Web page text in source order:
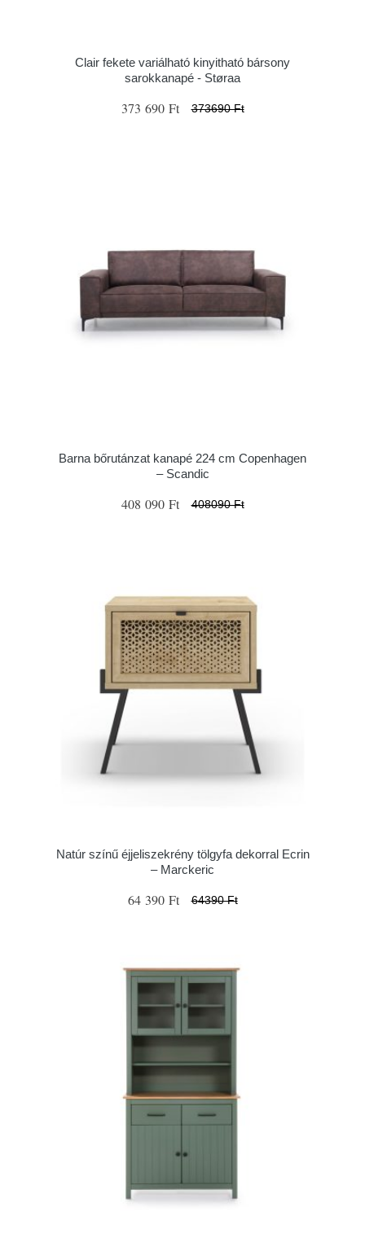
Clair fekete variálható kinyitható bársony
sarokkanapé - Støraa
373 690 Ft 373690 Ft
Barna bőrutánzat kanapé 224 cm Copenhagen
– Scandic
408 090 Ft 408090 Ft
Natúr színű éjjeliszekrény tölgyfa dekorral Ecrin
– Marckeric
64 390 Ft 64390 Ft